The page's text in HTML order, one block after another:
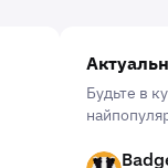
Будьте в